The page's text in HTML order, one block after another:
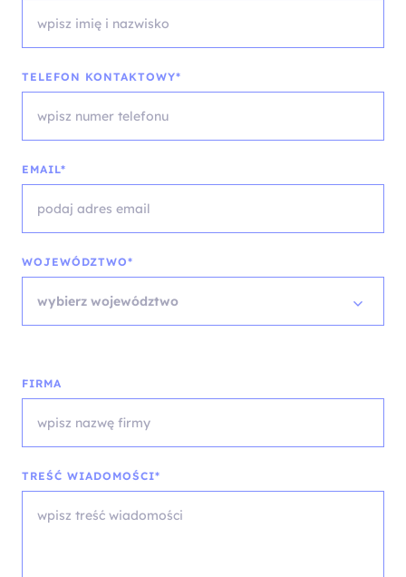
TELEFON KONTAKTOWY*
EMAIL*
WOJEWÓDZTWO*
wybierz województwo
FIRMA
TREŚĆ WIADOMOŚCI*